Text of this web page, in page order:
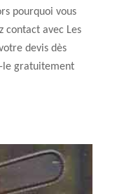
pourquoi vous
contact avec Les
devis dès
le gratuitement